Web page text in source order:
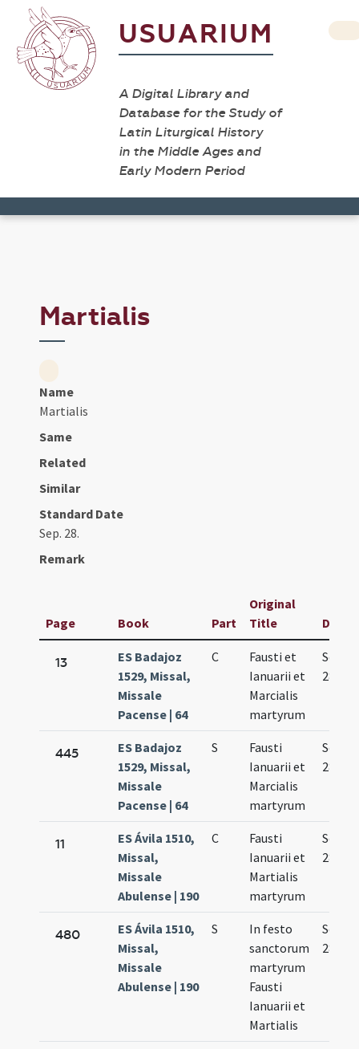
USUARIUM
A Digital Library and
Database for the Study of
Latin Liturgical History
in the Middle Ages and
Early Modern Period
Martialis
Name
Martialis
Same
Related
Similar
Standard Date
Sep. 28.
Remark
Page Book Part
Original
Title
Date
13
ES Badajoz
1529, Missal,
Missale
Pacense | 64
C
Fausti et
Ianuarii et
Marcialis
martyrum
Sep.
28.
445
ES Badajoz
1529, Missal,
Missale
Pacense | 64
S
Fausti
Ianuarii et
Marcialis
martyrum
Sep.
28.
11
ES Ávila 1510,
Missal,
Missale
Abulense | 190
C
Fausti
Ianuarii et
Martialis
martyrum
Sep.
28.
480
ES Ávila 1510,
Missal,
Missale
Abulense | 190
S
In festo
sanctorum
martyrum
Fausti
Ianuarii et
Martialis
Sep.
28.